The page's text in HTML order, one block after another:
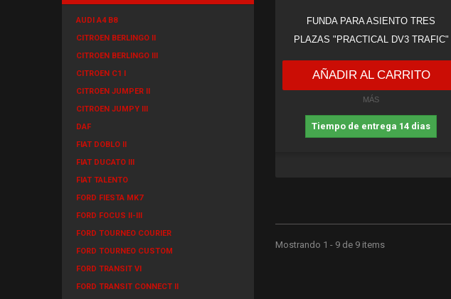
AUDI A4 B8
CITROEN BERLINGO II
CITROEN BERLINGO III
CITROEN C1 I
CITROEN JUMPER II
CITROEN JUMPY III
DAF
FIAT DOBLO II
FIAT DUCATO III
FIAT TALENTO
FORD FIESTA MK7
FORD FOCUS II-III
FORD TOURNEO COURIER
FORD TOURNEO CUSTOM
FORD TRANSIT VI
FORD TRANSIT CONNECT II
FUNDA PARA ASIENTO TRES
PLAZAS "PRACTICAL DV3 TRAFIC"
AÑADIR AL CARRITO
MÁS
Tiempo de entrega 14 dias
Mostrando 1 - 9 de 9 items